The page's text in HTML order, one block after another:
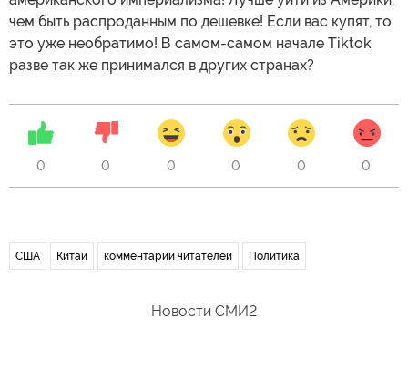
чем быть распроданным по дешевке! Если вас купят, то
это уже необратимо! В самом-самом начале Tiktok
разве так же принимался в других странах?
0 0 0 0 0 0
США Китай комментарии читателей Политика
Новости СМИ2